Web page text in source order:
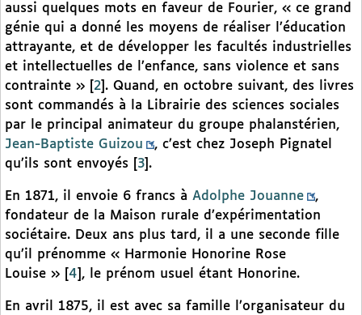
aussi quelques mots en faveur de Fourier, « ce grand
génie qui a donné les moyens de réaliser l’éducation
attrayante, et de développer les facultés industrielles
et intellectuelles de l’enfance, sans violence et sans
contrainte »
2 . Quand, en octobre suivant, des livres
sont commandés à la Librairie des sciences sociales
par le principal animateur du groupe phalanstérien,
Jean-Baptiste Guizou
, c’est chez Joseph Pignatel
qu’ils sont envoyés
3 .
En 1871, il envoie 6 francs à Adolphe Jouanne
,
fondateur de la Maison rurale d’expérimentation
sociétaire. Deux ans plus tard, il a une seconde fille
qu’il prénomme « Harmonie Honorine Rose
Louise »
4 , le prénom usuel étant Honorine.
En avril 1875, il est avec sa famille l’organisateur du